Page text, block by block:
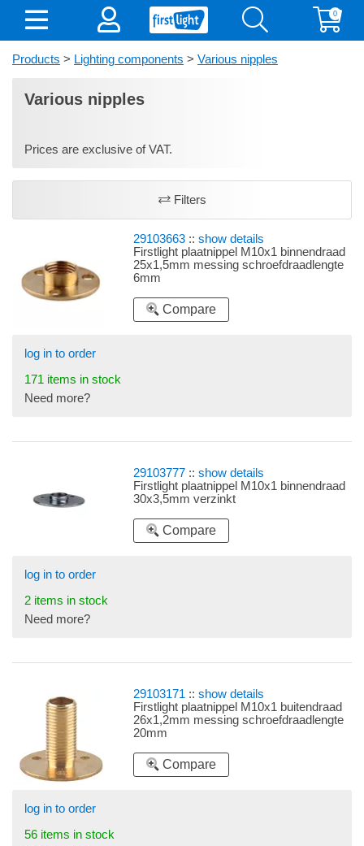
0
Products > Lighting components > Various nipples
Various nipples
Prices are exclusive of VAT.
Filters
29103663 ::show details
Firstlight plaatnippel M10x1 binnendraad
25x1,5mm messing schroefdraadlengte
6mm
Compare
log in to order
171 items in stock
Need more?
29103777 ::show details
Firstlight plaatnippel M10x1 binnendraad
30x3,5mm verzinkt
Compare
log in to order
2 items in stock
Need more?
29103171 ::show details
Firstlight plaatnippel M10x1 buitendraad
26x1,2mm messing schroefdraadlengte
20mm
Compare
log in to order
56 items in stock